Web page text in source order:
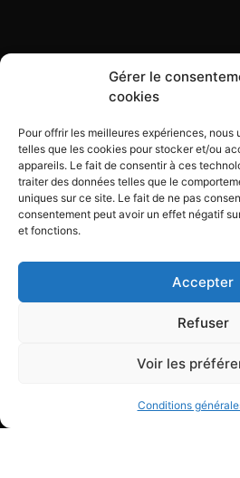
Gérer le
cookies
Pour offrir les meilleures expériences,
telles que les cookies pour stocker et/ou
appareils. Le fait de consentir à ces
traiter des données telles que le
uniques sur ce site. Le fait de ne pas
consentement peut avoir un effet négatif
et fonctions.
Accepter
Refuser
Voir les
Conditions
NEWSLETTER
Souscrivez à notre newsletter pour
E-mail